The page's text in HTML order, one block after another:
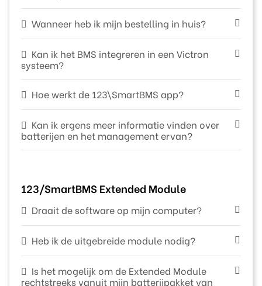
Wanneer heb ik mijn bestelling in huis?
Kan ik het BMS integreren in een Victron
systeem?
Hoe werkt de 123\SmartBMS app?
Kan ik ergens meer informatie vinden over
batterijen en het management ervan?
123/SmartBMS Extended Module
Draait de software op mijn computer?
Heb ik de uitgebreide module nodig?
Is het mogelijk om de Extended Module
rechtstreeks vanuit mijn batterijpakket van